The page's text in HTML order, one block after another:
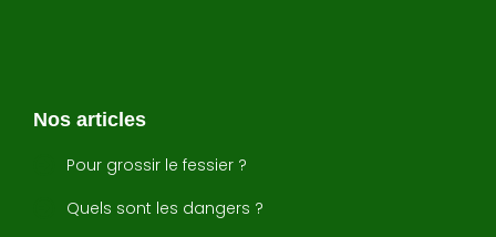
Nos articles
Pour grossir le fessier ?
Quels sont les dangers ?